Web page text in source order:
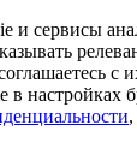
и сервисы
с
настройках
,